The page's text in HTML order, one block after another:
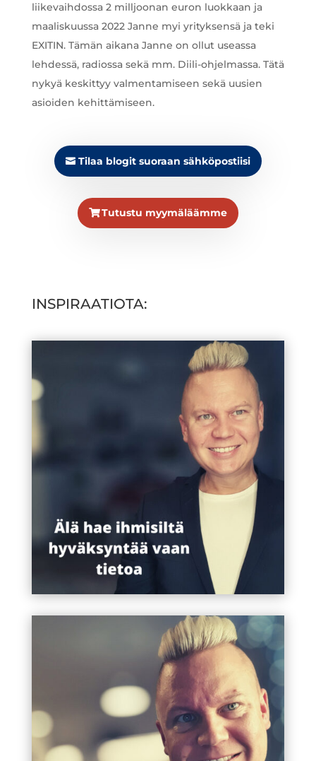
liikevaihdossa 2 milljoonan euron luokkaan ja
maaliskuussa 2022 Janne myi yrityksensä ja teki
EXITIN. Tämän aikana Janne on ollut useassa
lehdessä, radiossa sekä mm. Diili-ohjelmassa. Tätä
nykyä keskittyy valmentamiseen sekä uusien
asioiden kehittämiseen.
Tilaa blogit suoraan sähköpostiisi
Tutustu myymäläämme
INSPIRAATIOTA: